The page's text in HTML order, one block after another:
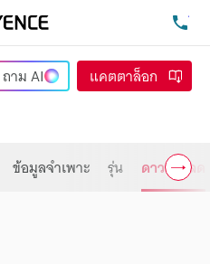
ถามAI แคตตาล็อก
ข้อมูลจำเพาะ รุ่น ดาวน์โหลด